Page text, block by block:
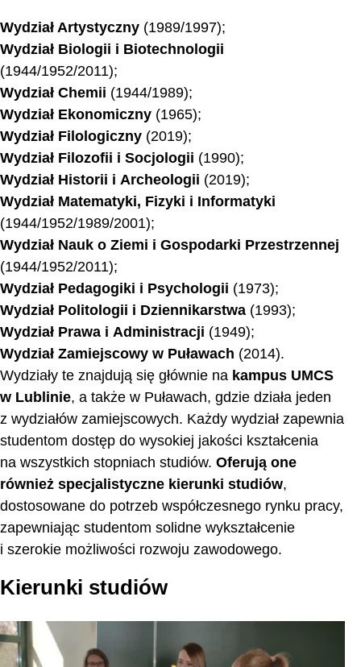
Wydział Artystyczny (1989/1997);
Wydział Biologii i Biotechnologii
(1944/1952/2011);
Wydział Chemii (1944/1989);
Wydział Ekonomiczny (1965);
Wydział Filologiczny (2019);
Wydział Filozofii i Socjologii (1990);
Wydział Historii i Archeologii (2019);
Wydział Matematyki, Fizyki i Informatyki
(1944/1952/1989/2001);
Wydział Nauk o Ziemi i Gospodarki Przestrzennej
(1944/1952/2011);
Wydział Pedagogiki i Psychologii (1973);
Wydział Politologii i Dziennikarstwa (1993);
Wydział Prawa i Administracji (1949);
Wydział Zamiejscowy w Puławach (2014).
Wydziały te znajdują się głównie na kampus UMCS
w Lublinie, a także w Puławach, gdzie działa jeden
z wydziałów zamiejscowych. Każdy wydział zapewnia
studentom dostęp do wysokiej jakości kształcenia
na wszystkich stopniach studiów. Oferują one
również specjalistyczne kierunki studiów,
dostosowane do potrzeb współczesnego rynku pracy,
zapewniając studentom solidne wykształcenie
i szerokie możliwości rozwoju zawodowego.
Kierunki studiów